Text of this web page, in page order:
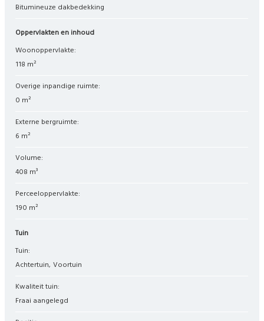
Bitumineuze dakbedekking
Oppervlakten en inhoud
Woonoppervlakte:
118 m²
Overige inpandige ruimte:
0 m²
Externe bergruimte:
6 m²
Volume:
408 m³
Perceeloppervlakte:
190 m²
Tuin
Tuin:
Achtertuin Voortuin
Kwaliteit tuin:
Fraai aangelegd